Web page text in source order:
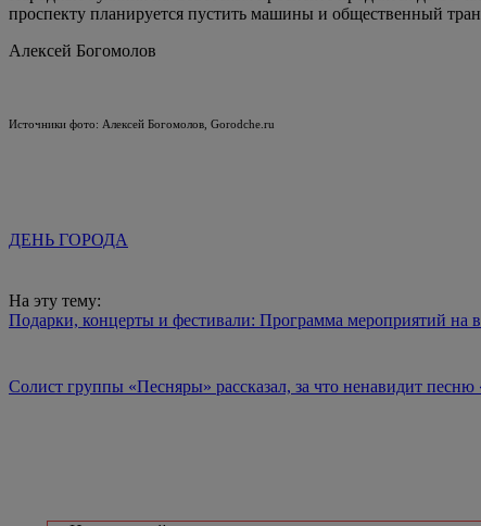
проспекту планируется пустить машины и общественный
Алексей Богомолов
Источники фото: Алексей Богомолов, Gorodche.ru
ДЕНЬ ГОРОДА
На эту тему:
Подарки, концерты и фестивали: Программа мероприятий на
Солист группы «Песняры» рассказал, за что ненавидит песню